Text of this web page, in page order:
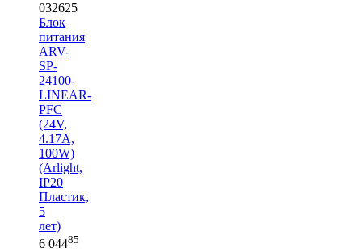
032625
Блок
питания
ARV-
SP-
24100-
LINEAR-
PFC
(24V,
4.17A,
100W)
(Arlight,
IP20
Пластик,
5
лет)
6 04485